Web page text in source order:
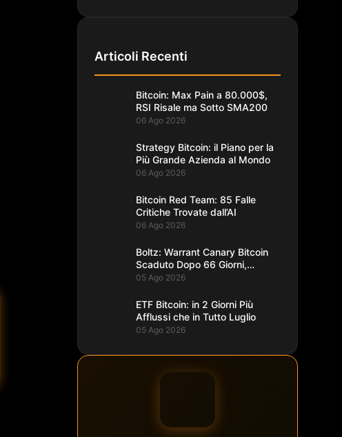
Articoli Recenti
Bitcoin: Max Pain a 80.000$,
RSI Risale ma Sotto SMA200
06 Ago 2026
Strategy Bitcoin: il Piano per la
Più Grande Azienda al Mondo
06 Ago 2026
Bitcoin Red Team: 85 Falle
Critiche Trovate dall’AI
06 Ago 2026
Boltz: Warrant Canary Bitcoin
Scaduto Dopo 66 Giorni,
Record
05 Ago 2026
ETF Bitcoin: in 2 Giorni Più
Afflussi che in Tutto Luglio
05 Ago 2026